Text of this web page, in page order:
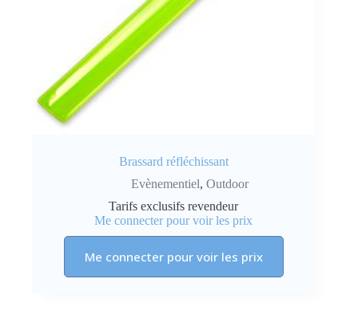
Brassard réfléchissant
Evènementiel, Outdoor
Tarifs exclusifs revendeur
Me connecter pour voir les prix
Me connecter pour voir les prix